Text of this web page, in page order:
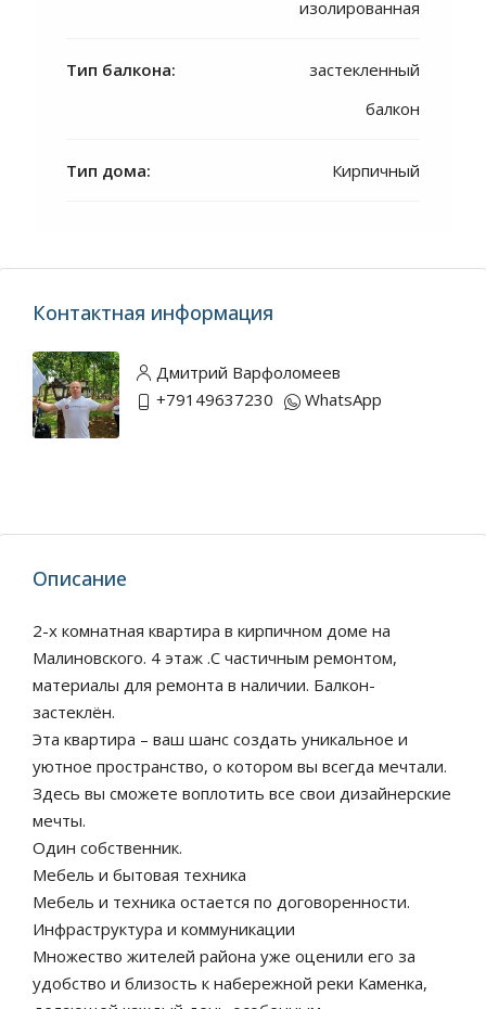
изолированная
Тип балкона:
застекленный
балкон
Тип дома: Кирпичный
Контактная информация
Дмитрий Варфоломеев
+79149637230
WhatsApp
Описание
2-х комнатная квартира в кирпичном доме на
Малиновского. 4 этаж .С частичным ремонтом,
материалы для ремонта в наличии. Балкон-
застеклён.
Эта квартира – ваш шанс создать уникальное и
уютное пространство, о котором вы всегда мечтали.
Здесь вы сможете воплотить все свои дизайнерские
мечты.
Один собственник.
Мебель и бытовая техника
Мебель и техника остается по договоренности.
Инфраструктура и коммуникации
Множество жителей района уже оценили его за
удобство и близость к набережной реки Каменка,